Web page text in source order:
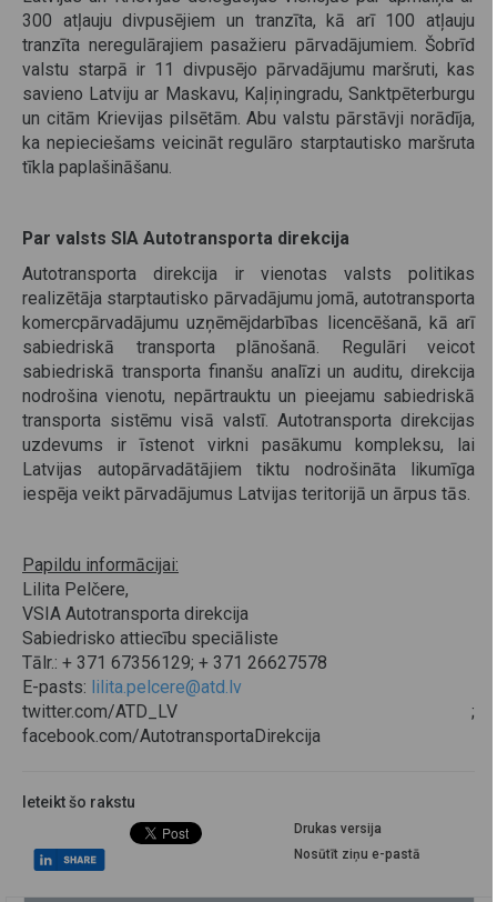
300 atļauju divpusējiem un tranzīta, kā arī 100 atļauju
tranzīta neregulārajiem pasažieru pārvadājumiem. Šobrīd
valstu starpā ir 11 divpusējo pārvadājumu maršruti, kas
savieno Latviju ar Maskavu, Kaļiņingradu, Sanktpēterburgu
un citām Krievijas pilsētām. Abu valstu pārstāvji norādīja,
ka nepieciešams veicināt regulāro starptautisko maršruta
tīkla paplašināšanu.
Par valsts SIA Autotransporta direkcija
Autotransporta direkcija ir vienotas valsts politikas
realizētāja starptautisko pārvadājumu jomā, autotransporta
komercpārvadājumu uzņēmējdarbības licencēšanā, kā arī
sabiedriskā transporta plānošanā. Regulāri veicot
sabiedriskā transporta finanšu analīzi un auditu, direkcija
nodrošina vienotu, nepārtrauktu un pieejamu sabiedriskā
transporta sistēmu visā valstī. Autotransporta direkcijas
uzdevums ir īstenot virkni pasākumu kompleksu, lai
Latvijas autopārvadātājiem tiktu nodrošināta likumīga
iespēja veikt pārvadājumus Latvijas teritorijā un ārpus tās.
Papildu informācijai:
Lilita Pelčere,
VSIA Autotransporta direkcija
Sabiedrisko attiecību speciāliste
Tālr.: + 371 67356129; + 371 26627578
E-pasts: lilita.pelcere@atd.lv
twitter.com/ATD_LV ;
facebook.com/AutotransportaDirekcija
Ieteikt šo rakstu
Drukas versija
Nosūtīt ziņu e-pastā